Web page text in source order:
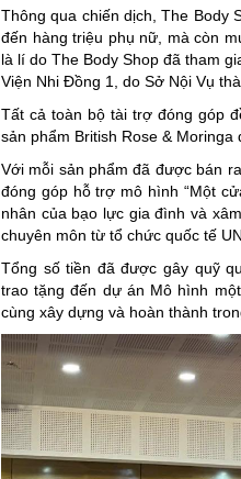
Thông qua chiến dịch, The Body
đến hàng triệu phụ nữ, mà còn
là lí do The Body Shop đã tham
Viện Nhi Đồng 1, do Sở Nội Vụ
Tất cả toàn bộ tài trợ đóng góp
sản phẩm British Rose & Moringa
Với mỗi sản phẩm đã được bán
đóng góp hỗ trợ mô hình “Một
nhân của bạo lực gia đình và
chuyên môn từ tổ chức quốc tế
Tổng số tiền đã được gây quỹ
trao tặng đến dự án Mô hình
cùng xây dựng và hoàn thành